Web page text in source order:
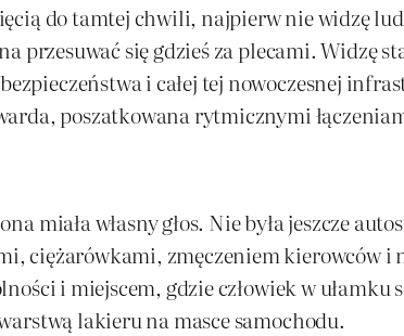
do tamtej chwili, najpierw nie widzę
przesuwać się gdzieś za plecami.
i całej tej nowoczesnej
poszatkowana rytmicznymi
miała własny głos. Nie była jeszcze
ciężarówkami, zmęczeniem kierowców i
i miejscem, gdzie człowiek w
lakieru na masce samochodu.